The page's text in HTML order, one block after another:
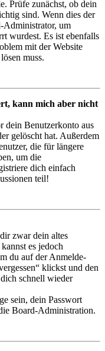
Prüfe zunächst, ob dein
sind. Wenn dies der
Administrator, um
wurdest. Es ist ebenfalls
mit der Website
muss.
kann mich aber nicht
dein Benutzerkonto aus
gelöscht hat. Außerdem
die für längere
um die
dich einfach
teil!
zwar dein altes
es jedoch
du auf der Anmelde-
klickst und den
schnell wieder
sein, dein Passwort
Board-Administration.